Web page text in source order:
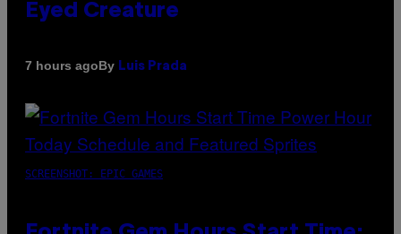
Eyed Creature
7 hours agoBy Luis Prada
SCREENSHOT: EPIC GAMES